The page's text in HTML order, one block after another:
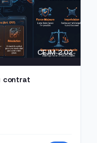
CEJM 2.02
contrat